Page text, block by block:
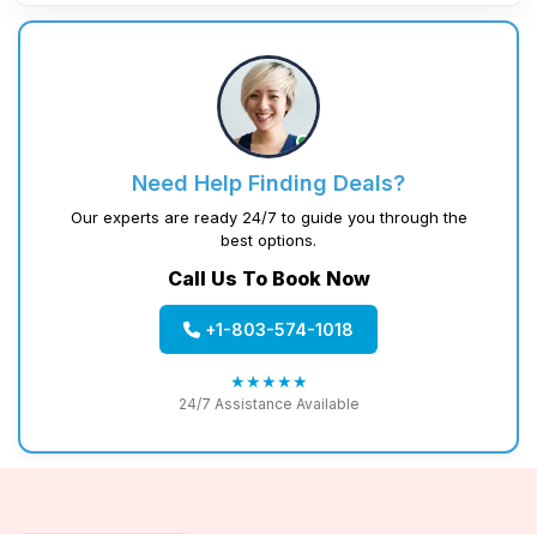
Need Help Finding Deals?
Our experts are ready 24/7 to guide you through the
best options.
Call Us To Book Now
+1-803-574-1018
★★★★★
24/7 Assistance Available